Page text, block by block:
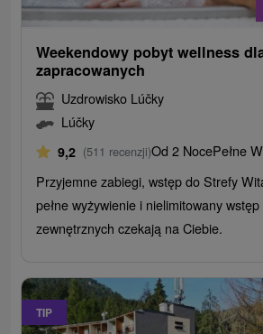
Weekendowy pobyt wellness
zapracowanych
Uzdrowisko Lúčky
Lúčky
9,2 (511 recenzji)Od 2 NocePełne
Przyjemne zabiegi, wstęp do Strefy
pełne wyżywienie i nielimitowany
zewnętrznych czekają na Ciebie.
TIP